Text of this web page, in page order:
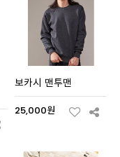
보카시 맨투맨
25,000원